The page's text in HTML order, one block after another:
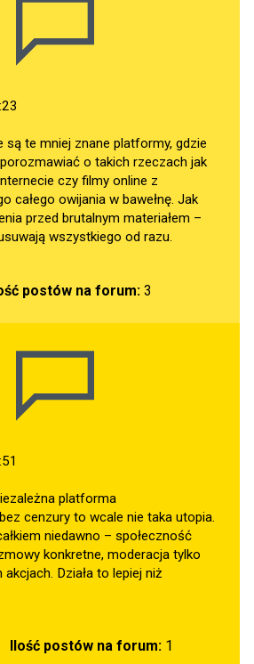
są te mniej znane platformy, gdzie
o takich rzeczach jak
czy filmy online z
całego owijania w bawełnę. Jak
przed brutalnym materiałem –
wszystkiego od razu.
postów na forum:3
platforma
cenzury to wcale nie taka utopia.
niedawno – społeczność
konkretne, moderacja tylko
Działa to lepiej niż
Ilość postów na forum:1